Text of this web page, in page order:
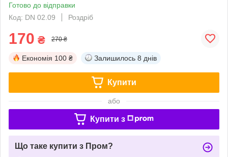
Готово до відправки
Код: DN 02.09
Роздріб
170 ₴ 270 ₴
Економія 100 ₴ Залишилось 8 днів
Купити
або
Купити з
Що таке купити з Пром?